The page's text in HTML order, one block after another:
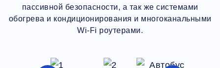
пассивной безопасности, а так же системами
обогрева и кондиционирования и многоканальными
Wi-Fi роутерами.